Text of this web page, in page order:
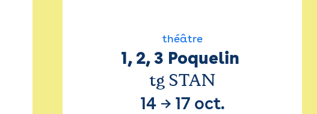
théâtre
1, 2, 3 Poquelin
tg STAN
14→ 17 oct.